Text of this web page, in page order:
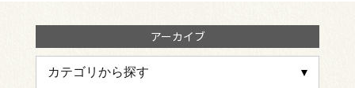
アーカイブ